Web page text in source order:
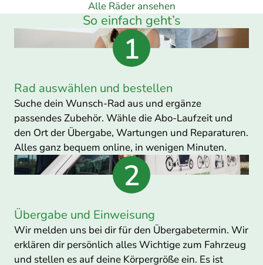
Alle Räder ansehen
So einfach geht’s
Rad auswählen und bestellen
Suche dein Wunsch-Rad aus und ergänze
passendes Zubehör. Wähle die Abo-Laufzeit und
den Ort der Übergabe, Wartungen und Reparaturen.
Alles ganz bequem online, in wenigen Minuten.
Übergabe und Einweisung
Wir melden uns bei dir für den Übergabetermin. Wir
erklären dir persönlich alles Wichtige zum Fahrzeug
und stellen es auf deine Körpergröße ein. Es ist